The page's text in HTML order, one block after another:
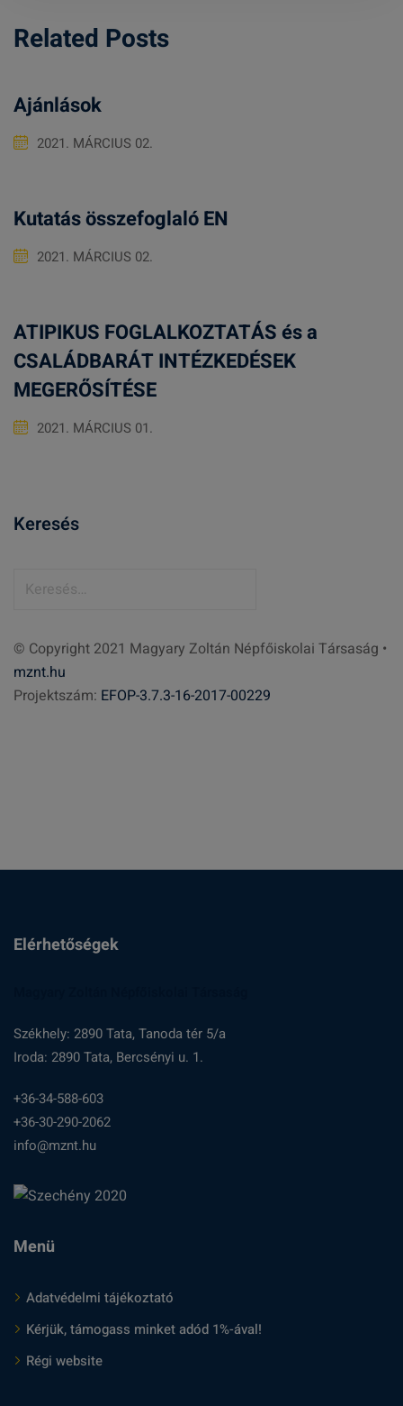
Related Posts
Ajánlások
2021. MÁRCIUS 02.
Kutatás összefoglaló EN
2021. MÁRCIUS 02.
ATIPIKUS FOGLALKOZTATÁS és a
CSALÁDBARÁT INTÉZKEDÉSEK
MEGERŐSÍTÉSE
2021. MÁRCIUS 01.
Keresés
e
s
é
© Copyright 2021 Magyary Zoltán Népfőiskolai Társaság •
mznt.hu
Projektszám: EFOP-3.7.3-16-2017-00229
Elérhetőségek
Székhely: 2890 Tata, Tanoda tér 5/a
Iroda: 2890 Tata, Bercsényi u. 1.
+36-34-588-603
+36-30-290-2062
info@mznt.hu
Menü
Adatvédelmi tájékoztató
Kérjük, támogass minket adód 1%-ával!
Régi website